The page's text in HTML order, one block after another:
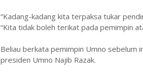
“Kadang-kadang kita terpaksa tukar
“Kita tidak boleh terikat pada pemimpin
Beliau berkata pemimpin Umno sebelum
presiden Umno Najib Razak.